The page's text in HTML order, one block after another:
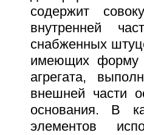
содержит
внутренней
снабженных
имеющих форму
агрегата,
внешней части
основания. В
элементов